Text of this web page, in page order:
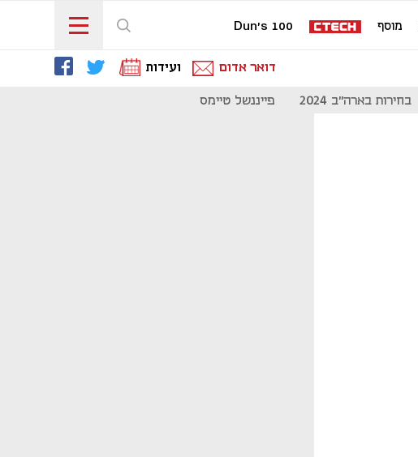
מוסף Dun's 100
דואר אדום ועידות
בחירות בארה"ב 2024 פייננשל טיימס